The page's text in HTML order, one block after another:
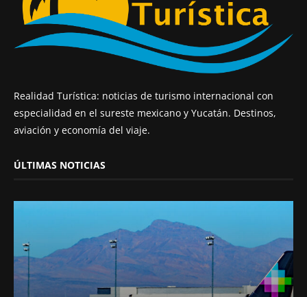
Realidad Turística: noticias de turismo internacional con
especialidad en el sureste mexicano y Yucatán. Destinos,
aviación y economía del viaje.
ÚLTIMAS NOTICIAS